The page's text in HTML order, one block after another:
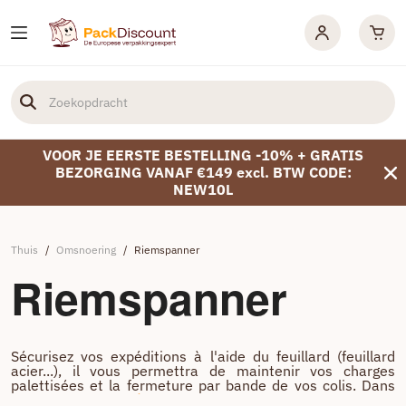
VOOR JE EERSTE BESTELLING -10% + GRATIS
BEZORGING VANAF €149 excl. BTW CODE:
NEW10L
Thuis / Omsnoering / Riemspanner
Riemspanner
Sécurisez vos expéditions à l'aide du feuillard (feuillard
acier...), il vous permettra de maintenir vos charges
palettisées et la fermeture par bande de vos colis. Dans
adhésif et cerclage